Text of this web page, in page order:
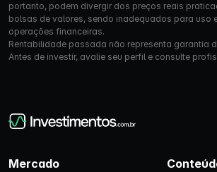
portanto, podem divergir dos preços reais
bolsas de valores, sendo inadequados para uso
operações financeiras.
Rentabilidade passada não representa garantia
Antes de investir, avalie seu perfil e consulte
Mercado